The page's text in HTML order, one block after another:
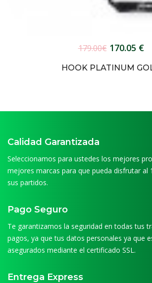
179.00€ 170.05 €
HOOK PLATINUM
Calidad Garantizada
Seleccionamos para ustedes los mejores
mejores marcas para que pueda disfrutar al
sus partidos.
Pago Seguro
Te garantizamos la seguridad en todas tus
pagos, ya que tus datos personales ya que
asegurados mediante el certificado SSL.
Entrega Express